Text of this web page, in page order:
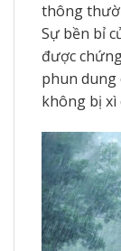
thông
Sự bền bỉ
được
phun dung
không bị xì